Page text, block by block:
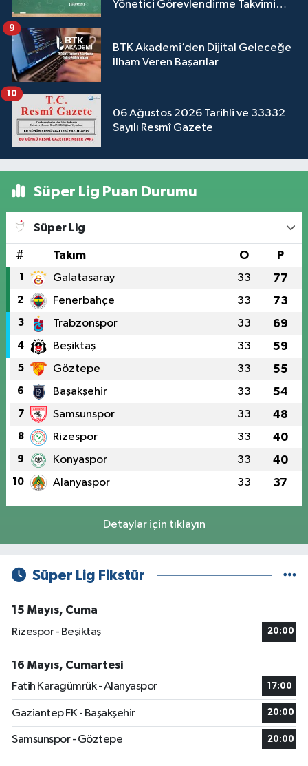
Yönetici Görevlendirme Takvimi
BTK Akademi’den Dijital Geleceğe
İlham Veren Başarılar
9
06 Ağustos 2026 Tarihli ve 33332
Sayılı Resmî Gazete
10
Süper Lig Puan Durumu
Süper Lig
# Takım O P
1 Galatasaray 33 77
2 Fenerbahçe 33 73
3 Trabzonspor 33 69
4 Beşiktaş 33 59
5 Göztepe 33 55
6 Başakşehir 33 54
7 Samsunspor 33 48
8 Rizespor 33 40
9 Konyaspor 33 40
10 Alanyaspor 33 37
Detaylar için tıklayın
Süper Lig Fikstür
15 Mayıs, Cuma
Rizespor - Beşiktaş
20:00
16 Mayıs, Cumartesi
Fatih Karagümrük - Alanyaspor
17:00
Gaziantep FK - Başakşehir 20:00
Samsunspor - Göztepe 20:00